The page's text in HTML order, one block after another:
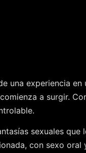
una experiencia
a surgir.
sexuales que
con sexo oral